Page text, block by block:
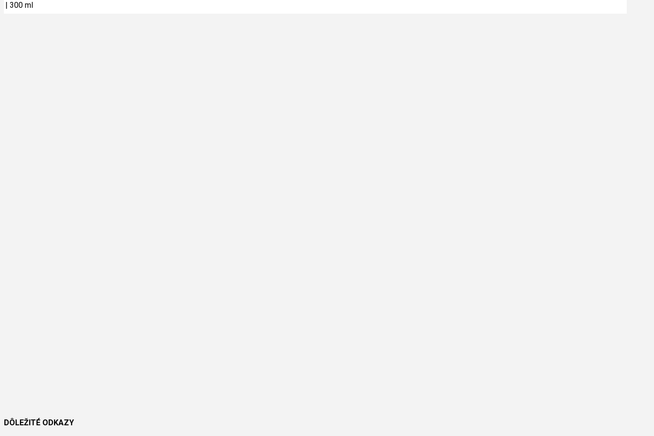
|300 ml
DÔLEŽITÉ ODKAZY